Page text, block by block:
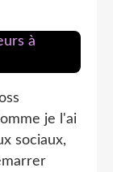
je l'ai
sociaux,